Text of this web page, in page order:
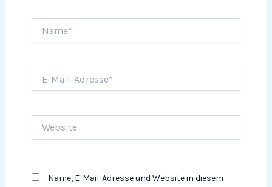
Mail-
Name, E-Mail-Adresse und Website in diesem